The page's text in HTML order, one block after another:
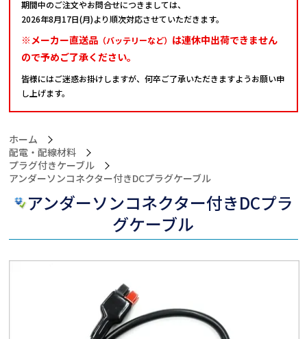
期間中のご注文やお問合せにつきましては、
2026年8月17日(月)より順次対応させていただきます。
※メーカー直送品 （バッテリーなど） は連休中出荷できません
ので予めご了承ください。
皆様にはご迷惑お掛けしますが、何卒ご了承いただきますようお願い申
し上げます。
ホーム
配電・配線材料
プラグ付きケーブル
>アンダーソンコネクター付きDCプラグケーブル
アンダーソンコネクター付きDCプラ
グケーブル